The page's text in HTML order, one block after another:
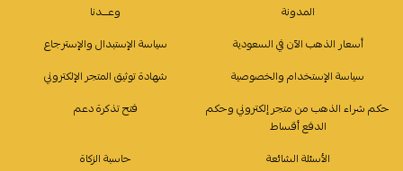
المدونة
وعـــدنا
أسعار الذهب الآن في السعودية
سياسة الإستبدال والإسترجاع
سياسة الإستخدام والخصوصية
شهادة توثيق المتجر الإلكتروني
حكم شراء الذهب من متجر إلكتروني وحكم
الدفع أقساط
فتح تذكرة دعم
الأسئلة الشائعة
حاسبة الزكاة